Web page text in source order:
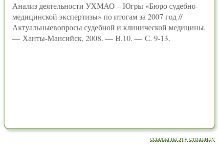
Анализ деятельности УХМАО – Югры «Бюро судебно-
медицинской экспертизы» по итогам за 2007 год //
Актуальныевопросы судебной и клинической медицины.
— Ханты-Мансийск, 2008. — В.10. — С. 9-13.
ссылка на эту страницу